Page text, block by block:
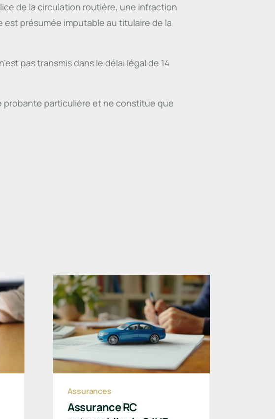
de la circulation routière, une infraction
est présumée imputable au titulaire de la
pas transmis dans le délai légal de 14
probante particulière et ne constitue que
Assurance RC
Assurances